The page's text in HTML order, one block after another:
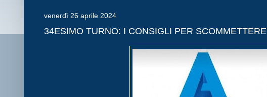
venerdì 26 aprile 2024
34ESIMO TURNO: I CONSIGLI PER SCOMMETTERE